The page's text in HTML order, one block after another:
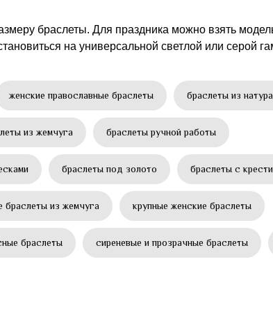
браслеты. Для праздника можно взять
на универсальной светлой или серой
женские православные браслеты браслеты из
из жемчуга браслеты ручной работы
браслеты под золото браслеты с
браслеты из жемчуга крупные женские браслеты
браслеты сиреневые и прозрачные браслеты